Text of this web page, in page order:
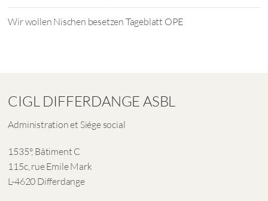
Wir wollen Nischen besetzen Tageblatt OPE
CIGL DIFFERDANGE ASBL
Administration et Siége social
1535°, Bâtiment C
115c, rue Emile Mark
L-4620 Differdange